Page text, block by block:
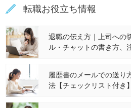
転職お役立ち情報
退職の伝え方｜上司への
ル・チャットの書き方、
履歴書のメールでの送り
法【チェックリスト付き】